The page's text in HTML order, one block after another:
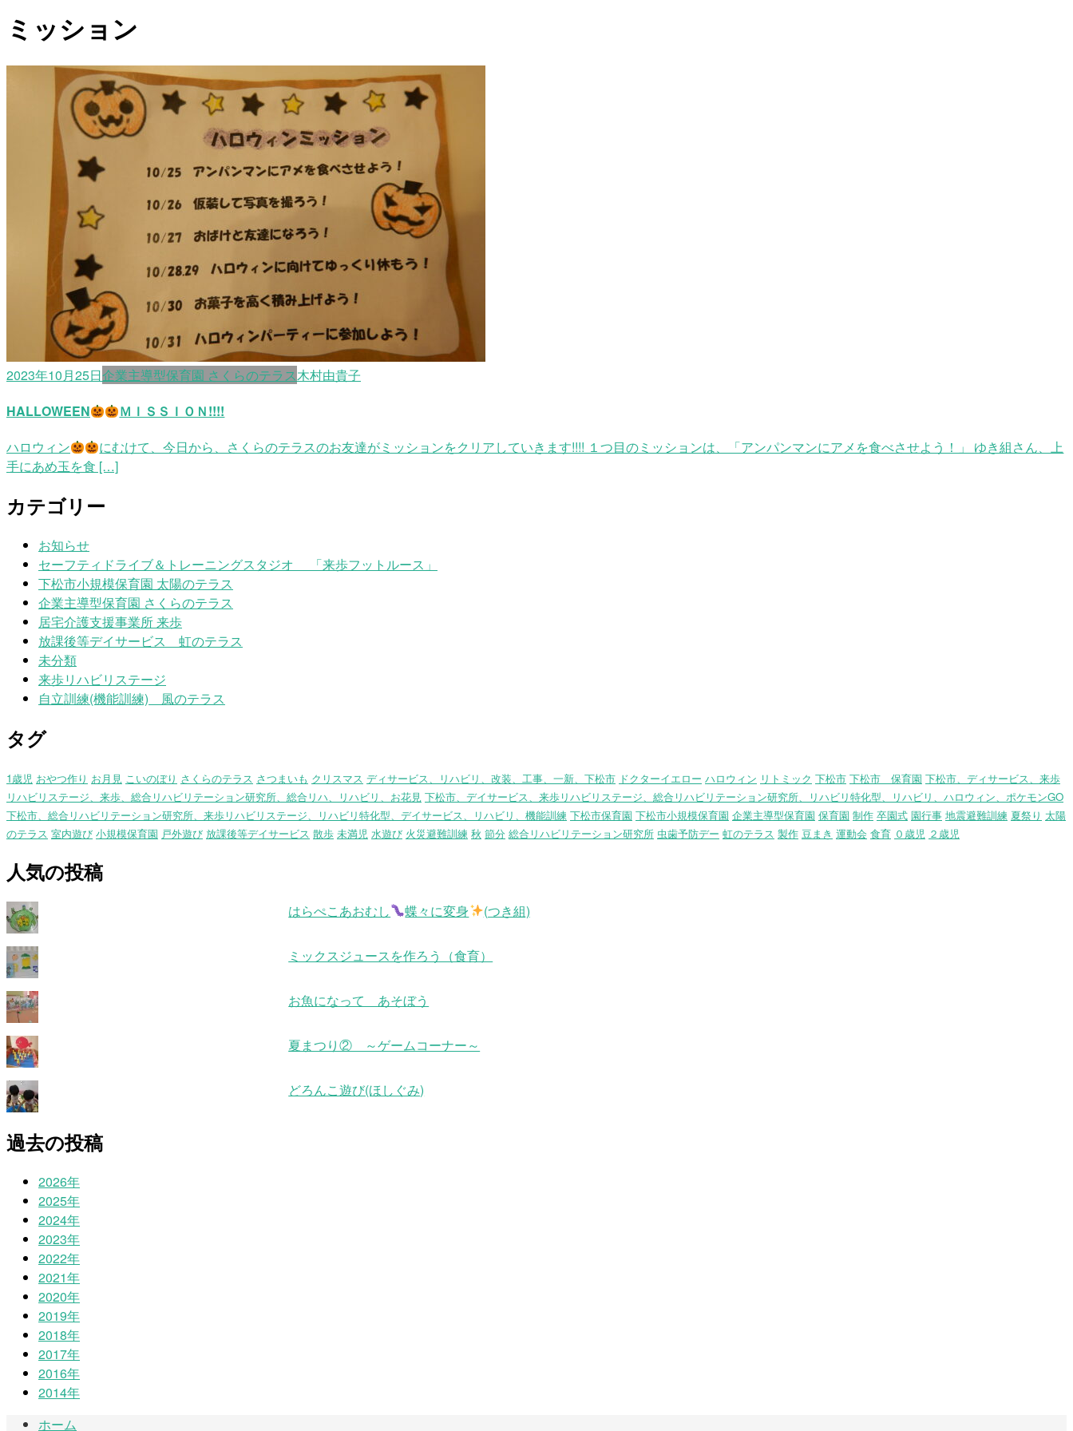
ミッション
2023年10月25日企業主導型保育園 さくらのテラス木村由貴子
HALLOWEEN
ＭＩＳＳＩＯＮ!!!!
ハロウィン
にむけて、今日から、さくらのテラスのお友達がミッションをクリアしていきます!!!! １つ目のミッションは、「アンパンマンにアメを食べさせよう！」 ゆき組さん、上
手にあめ玉を食 […]
カテゴリー
お知らせ
セーフティドライブ＆トレーニングスタジオ 「来歩フットルース」
下松市小規模保育園 太陽のテラス
企業主導型保育園 さくらのテラス
居宅介護支援事業所 来歩
放課後等デイサービス 虹のテラス
未分類
来歩リハビリステージ
自立訓練(機能訓練) 風のテラス
タグ
1歳児 おやつ作り お月見 こいのぼり さくらのテラス さつまいも クリスマス ディサービス、リハビリ、改装、工事、一新、下松市 ドクターイエロー ハロウィン リトミック 下松市 下松市 保育園 下松市、ディサービス、来歩
リハビリステージ、来歩、総合リハビリテーション研究所、総合リハ、リハビリ、お花見 下松市、デイサービス、来歩リハビリステージ、総合リハビリテーション研究所、リハビリ特化型、リハビリ、ハロウィン、ポケモンGO
下松市、総合リハビリテーション研究所、来歩リハビリステージ、リハビリ特化型、デイサービス、リハビリ、機能訓練 下松市保育園 下松市小規模保育園 企業主導型保育園 保育園 制作 卒園式 園行事 地震避難訓練 夏祭り 太陽
のテラス 室内遊び 小規模保育園 戸外遊び 放課後等デイサービス 散歩 未満児 水遊び 火災避難訓練 秋 節分 総合リハビリテーション研究所 虫歯予防デー 虹のテラス 製作 豆まき 運動会 食育 ０歳児 ２歳児
人気の投稿
はらぺこあおむし 蝶々に変身 (つき組)
ミックスジュースを作ろう（食育）
お魚になって あそぼう
夏まつり② ～ゲームコーナー～
どろんこ遊び(ほしぐみ)
過去の投稿
2026年
2025年
2024年
2023年
2022年
2021年
2020年
2019年
2018年
2017年
2016年
2014年
ホーム